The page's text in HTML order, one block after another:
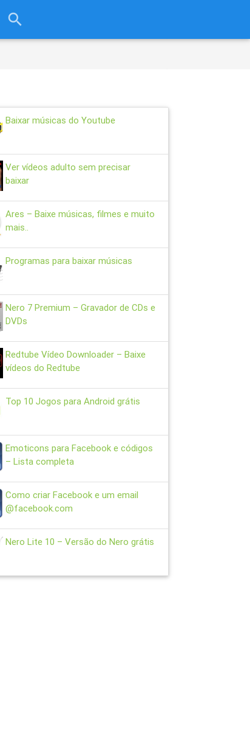
search
Baixar músicas do Youtube
Ver vídeos adulto sem precisar
baixar
Ares – Baixe músicas, filmes e muito
mais..
Programas para baixar músicas
Nero 7 Premium – Gravador de CDs e
DVDs
Redtube Vídeo Downloader – Baixe
vídeos do Redtube
Top 10 Jogos para Android grátis
Emoticons para Facebook e códigos
– Lista completa
Como criar Facebook e um email
@facebook.com
Nero Lite 10 – Versão do Nero grátis